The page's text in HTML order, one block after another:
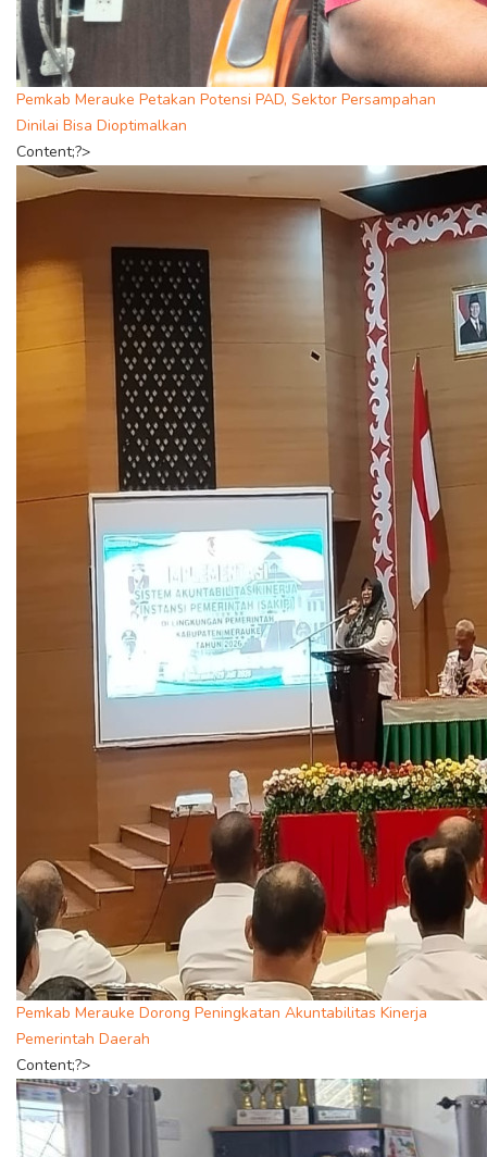
Pemkab Merauke Petakan Potensi PAD, Sektor Persampahan
Dinilai Bisa Dioptimalkan
Content;?>
Pemkab Merauke Dorong Peningkatan Akuntabilitas Kinerja
Pemerintah Daerah
Content;?>